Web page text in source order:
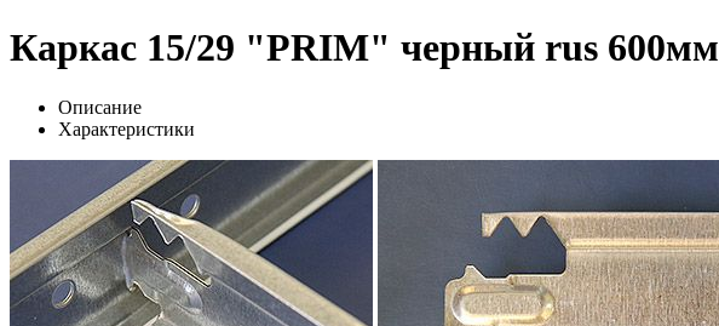
Каркас 15/29 "PRIM" черный rus 600мм
Описание
Характеристики